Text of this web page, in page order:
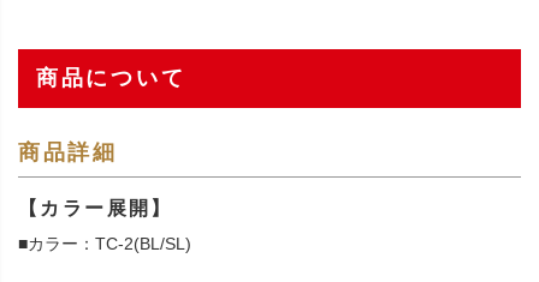
商品について
商品詳細
【カラー展開】
■カラー：TC-2(BL/SL)